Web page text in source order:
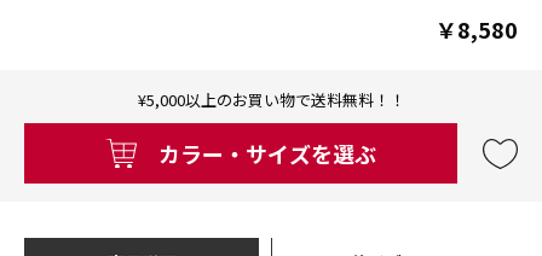
￥8,580
¥5,000以上のお買い物で送料無料！！
カラー・サイズを選ぶ